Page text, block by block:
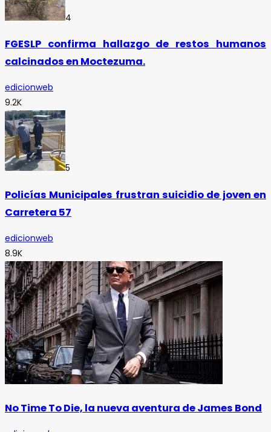
4
FGESLP confirma hallazgo de restos humanos
calcinados en Moctezuma.
edicionweb
9.2K
5
Policías Municipales frustran suicidio de joven en
Carretera 57
edicionweb
8.9K
No Time To Die, la nueva aventura de James Bond